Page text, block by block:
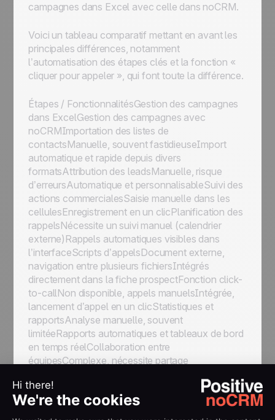
campagnes dans Excel avec celle dans noCRM.
Voici un tableau comparatif mettant en avant les
principales différences, notamment
l’automatisation des étapes clés et la fonction «
cliquer pour appeler », qui font toute la différence.
Étapes / FonctionnalitésGestion des campagnes
dans ExcelGestion des campagnes avec
noCRMImportation des listes de
contactsManuelle, souvent fastidieuseImport
automatique et rapide depuis divers
formatsAttribution des leadsManuelle, risque
d’erreursAutomatique et personnalisableSuivi des
actions commercialesSaisie manuelle dans les
cellulesEnregistrement en un clicPlanification des
rappelsNécessite un suivi manuel (calendrier
externe)Rappels automatiques visibles dans
l’interfaceScripts d’appelsDocument externe,
navigation entre plusieurs fichiersIntégrés
directement dans la fiche prospectFonction click-
to-callNon disponible, appels manuelsIntégrée,
lancement d’appel en un clicStatistiques et
rapportsAnalyse manuelle, souvent
limitéeRapports automatiques et tableaux de bord
en temps réelCollaboration entre
équipesComplexe, nécessite partage
temps réelMise à jour des donnéesManuelle,
source d’erreurs fréquentesMise à jour